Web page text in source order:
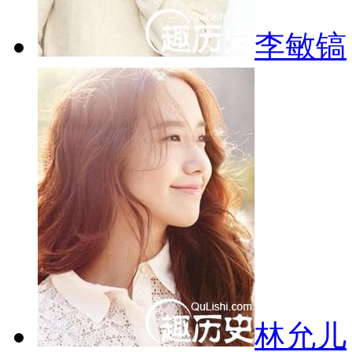
李敏镐
林允儿